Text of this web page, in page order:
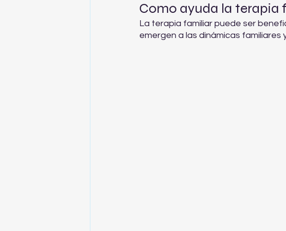
Como ayuda la terapia
La terapia familiar puede ser
emergen a las dinámicas familiares